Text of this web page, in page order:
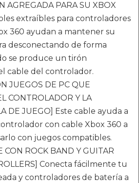
AGREGADA PARA SU XBOX
extraíbles para controladores
360 ayudan a mantener su
desconectando de forma
se produce un tirón
cable del controlador.
JUEGOS DE PC QUE
CONTROLADOR Y LA
DE JUEGO] Este cable ayuda a
con cable Xbox 360 a
con juegos compatibles.
CON ROCK BAND Y GUITAR
Conecta fácilmente tu
y controladores de batería a